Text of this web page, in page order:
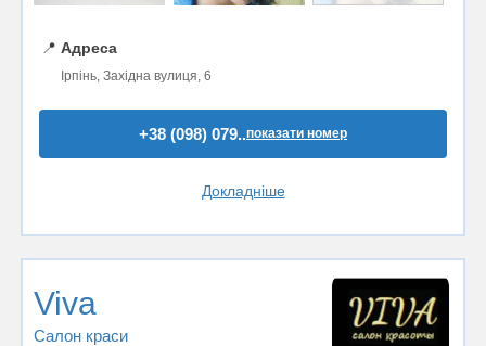
📍 Адреса
Ірпінь, Західна вулиця, 6
+38 (098) 079..показати номер
Докладніше
Viva
Салон краси